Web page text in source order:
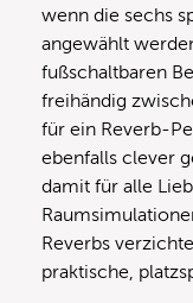
wenn die sechs
angewählt
fußschaltbaren
freihändig
für ein Reverb-
ebenfalls clever
damit für alle
Reverbs
praktische,